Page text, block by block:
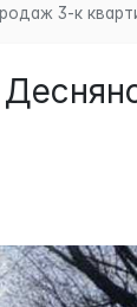
3-к